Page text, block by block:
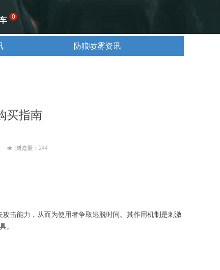
防狼喷雾资讯
0
买指南
击能力，从而为使用者争取逃脱时间。其作用机制是刺激
。
넶 浏览量： 244